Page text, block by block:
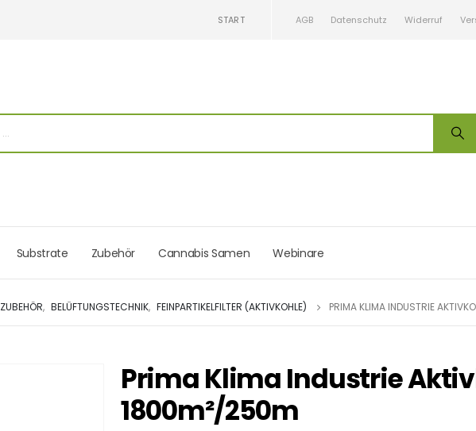
START AGB Datenschutz Widerruf
Substrate Zubehör Cannabis Samen Webinare
ZUBEHÖR, BELÜFTUNGSTECHNIK, FEINPARTIKELFILTER (AKTIVKOHLE) PRIMA KLIMA INDUSTRIE
Prima Klima Industrie
1800m²/250m